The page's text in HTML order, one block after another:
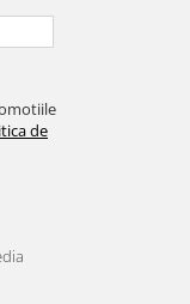
de